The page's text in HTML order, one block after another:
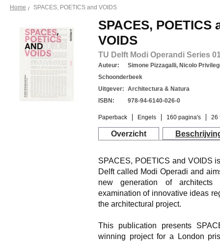
Home SPACES, POETICS and VOIDS
SPACES, POETICS
VOIDS
TU Delft Modi Operandi Series
Auteur:
Simone Pizzagalli, Nicolo
Schoonderbeek
Uitgever: Architectura & Natura
ISBN:
978-94-6140-026-0
Paperback Engels 160 pagina's 26
Overzicht
SPACES, POETICS and VOIDS
Delft called Modi Operadi and
new generation of architects
examination of innovative ideas
the architectural project.
This publication presents
winning project for a London